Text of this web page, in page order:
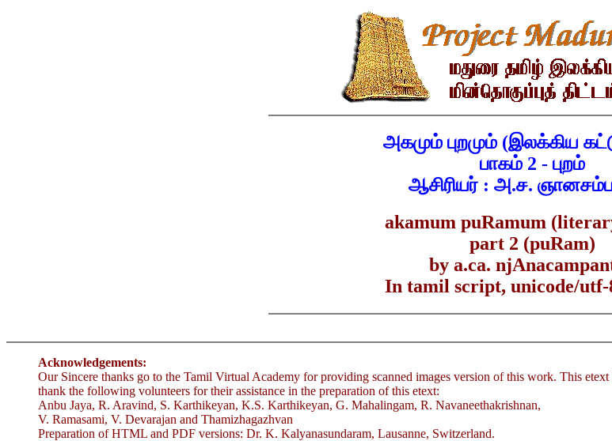
அகமும் புறமும் (இலக்கிய
பாகம் 2 - புறம்
ஆசிரியர் : அ.ச.
akamum puRamum
part 2 (puRam)
by a.ca.
In tamil script, unicode/
Acknowledgements:
Our Sincere thanks go to the Tamil Virtual Academy for providing scanned images version of this work. This
thank the following volunteers for their assistance in the preparation of this etext:
Anbu Jaya, R. Aravind, S. Karthikeyan, K.S. Karthikeyan, G. Mahalingam, R. Navaneethakrishnan,
V. Ramasami, V. Devarajan and Thamizhagazhvan
Preparation of HTML and PDF versions: Dr. K. Kalyanasundaram, Lausanne, Switzerland.